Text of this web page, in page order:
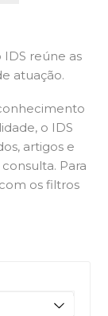
reúne as
atuação.
o IDS
artigos e
Para
os filtros